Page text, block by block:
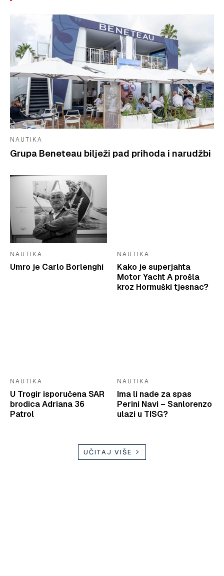
NAUTIKA
Grupa Beneteau bilježi pad prihoda i narudžbi
NAUTIKA
Umro je Carlo Borlenghi
NAUTIKA
Kako je superjahta
Motor Yacht A prošla
kroz Hormuški tjesnac?
NAUTIKA
U Trogir isporučena SAR
brodica Adriana 36
Patrol
NAUTIKA
Ima li nade za spas
Perini Navi – Sanlorenzo
ulazi u TISG?
UČITAJ VIŠE